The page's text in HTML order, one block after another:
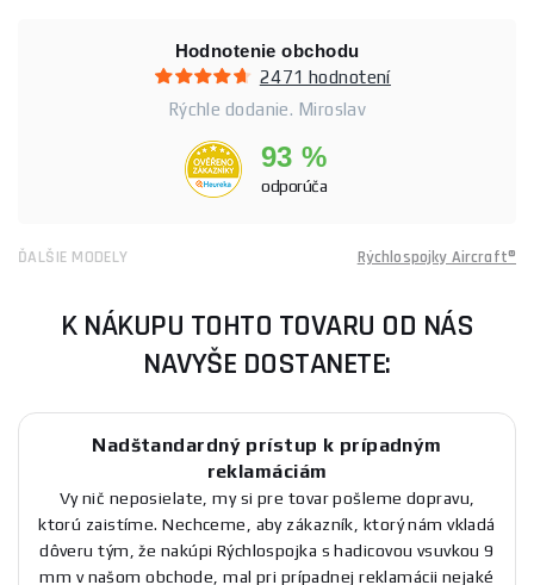
Hodnotenie obchodu
2471 hodnotení
Rýchle dodanie. Miroslav
93 %
odporúča
ĎALŠIE MODELY Rýchlospojky Aircraft®
K NÁKUPU TOHTO TOVARU OD NÁS
NAVYŠE DOSTANETE:
Nadštandardný prístup k prípadným
reklamáciám
Vy nič neposielate, my si pre tovar pošleme dopravu,
ktorú zaistíme. Nechceme, aby zákazník, ktorý nám vkladá
dôveru tým, že nakúpi Rýchlospojka s hadicovou vsuvkou 9
mm v našom obchode, mal pri prípadnej reklamácii nejaké